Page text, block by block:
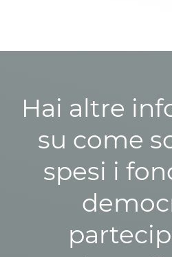
Hai altre
su come
spesi i